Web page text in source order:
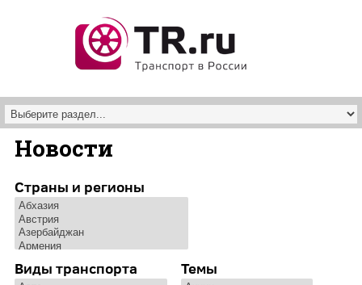
Новости
Страны и регионы
Виды транспорта Темы